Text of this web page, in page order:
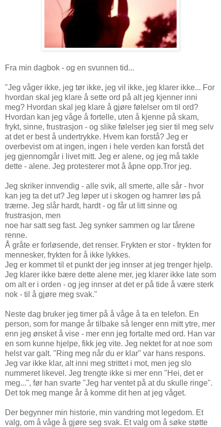
Fra min dagbok - og en svunnen tid...
"Jeg våger ikke, jeg tør ikke, jeg vil ikke, jeg klarer ikke... For
hvordan skal jeg klare å sette ord på alt jeg kjenner inni
meg? Hvordan skal jeg klare å gjøre følelser om til ord?
Hvordan kan jeg våge å fortelle, uten å kjenne på skam,
frykt, sinne, frustrasjon - og slike følelser jeg sier til meg selv
at det er best å undertrykke. Hvem kan forstå? Jeg er
overbevist om at ingen, ingen i hele verden kan forstå det
jeg gjennomgår i livet mitt. Jeg er alene, og jeg må takle
dette - alene. Jeg protesterer mot å åpne opp.Tror jeg.
Jeg skriker innvendig - alle svik, all smerte, alle sår - hvor
kan jeg ta det ut? Jeg løper ut i skogen og hamrer løs på
trærne. Jeg slår hardt, hardt - og får ut litt sinne og
frustrasjon, men
noe har satt seg fast. Jeg synker sammen og lar tårene
renne.
Å gråte er forløsende, det renser. Frykten er stor - frykten for
mennesker, frykten for å ikke lykkes.
Jeg er kommet til et punkt der jeg innser at jeg trenger hjelp.
Jeg klarer ikke bære dette alene mer, jeg klarer ikke late som
om alt er i orden - og jeg innser at det er på tide å være sterk
nok - til å gjøre meg svak."
Neste dag bruker jeg timer på å våge å ta en telefon. En
person, som for mange år tilbake så lenger enn mitt ytre, mer
enn jeg ønsket å vise - mer enn jeg fortalte med ord. Han var
en som kunne hjelpe, fikk jeg vite. Jeg nektet for at noe som
helst var galt. "Ring meg når du er klar" var hans respons.
Jeg var ikke klar, alt inni meg strittet i mot, men jeg slo
nummeret likevel. Jeg trengte ikke si mer enn "Hei, det er
meg...", før han svarte "Jeg har ventet på at du skulle ringe".
Det tok meg mange år å komme dit hen at jeg våget.
Der begynner min historie, min vandring mot legedom. Et
valg, om å våge å gjøre seg svak. Et valg om å søke støtte